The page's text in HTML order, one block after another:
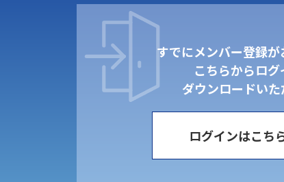
すでにメンバー登録が
こちらからログ
ダウンロードいた
ログインはこち